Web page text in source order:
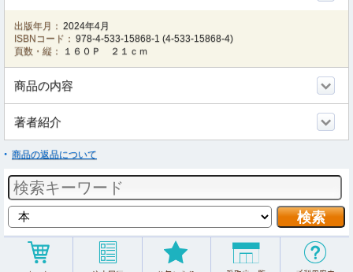
出版年月： 2024年4月
ISBNコード： 978-4-533-15868-1 (4-533-15868-4)
頁数・縦：
１６０Ｐ ２１ｃｍ
商品の内容
著者紹介
商品の返品について